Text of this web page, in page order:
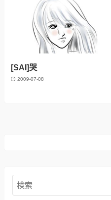
[SAI]哭
2009-07-08